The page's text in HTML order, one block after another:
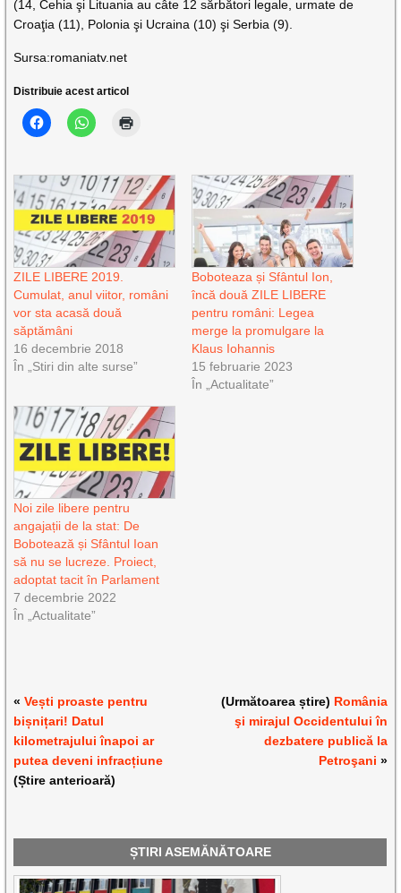
(14, Cehia şi Lituania au câte 12 sărbători legale, urmate de
Croaţia (11), Polonia şi Ucraina (10) şi Serbia (9).
Sursa:romaniatv.net
Distribuie acest articol
ZILE LIBERE 2019.
Cumulat, anul viitor, români
vor sta acasă două
săptămâni
16 decembrie 2018
În „Stiri din alte surse”
Boboteaza și Sfântul Ion,
încă două ZILE LIBERE
pentru români: Legea
merge la promulgare la
Klaus Iohannis
15 februarie 2023
În „Actualitate”
Noi zile libere pentru
angajații de la stat: De
Bobotează și Sfântul Ioan
să nu se lucreze. Proiect,
adoptat tacit în Parlament
7 decembrie 2022
În „Actualitate”
«Vești proaste pentru
bișnițari! Datul
kilometrajului înapoi ar
putea deveni infracțiune
(Știre anterioară)
(Următoarea știre) România
şi mirajul Occidentului în
dezbatere publică la
Petroşani »
ȘTIRI ASEMĂNĂTOARE